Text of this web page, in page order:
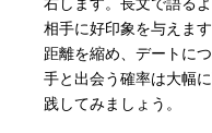
相手に好印象を与えま
距離を縮め、デートに
手と出会う確率は大幅
践してみましょう。